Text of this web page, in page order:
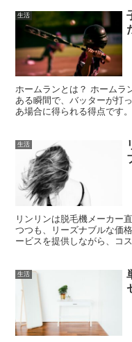
生活
ホームランとは？ ホームラ
ある瞬間で、バッターが打
あ場合に得られる得点です
強く打ち、ボールが高く、
生活
リンリンは脱毛機メーカー
つつも、リーズナブルな価
ービスを提供しながら、コ
生活